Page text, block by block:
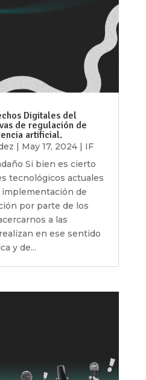
Digitales del
de regulación de
artificial.
| May 17, 2024| IF
Si bien es cierto
tecnológicos actuales
de
por parte de los
a las
en ese sentido
y de...